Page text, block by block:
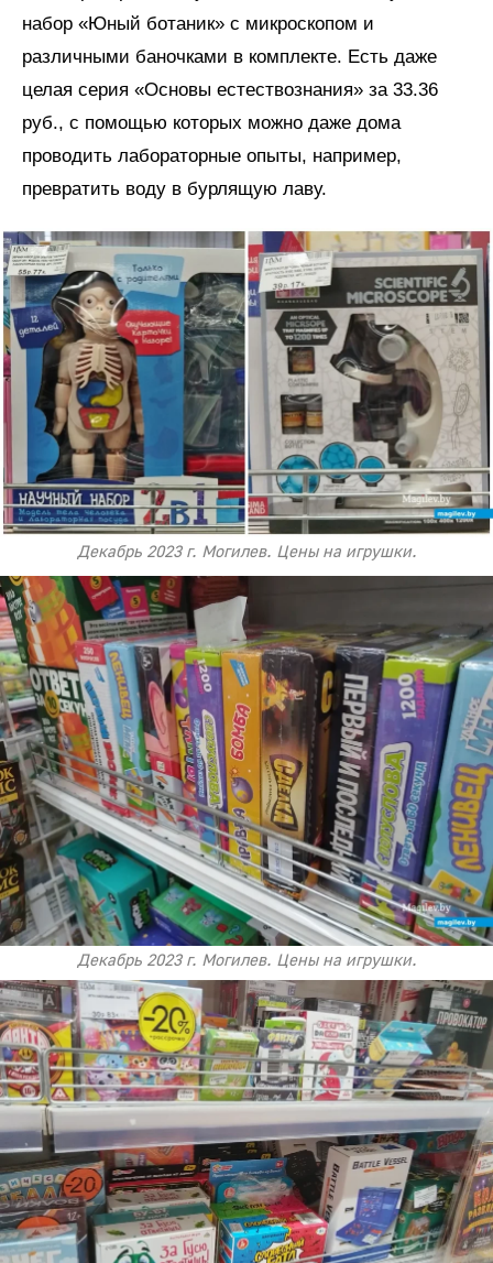
набор «Юный ботаник» с микроскопом и
различными баночками в комплекте. Есть даже
целая серия «Основы естествознания» за 33.36
руб., с помощью которых можно даже дома
проводить лабораторные опыты, например,
превратить воду в бурлящую лаву.
Декабрь 2023 г. Могилев. Цены на игрушки.
Декабрь 2023 г. Могилев. Цены на игрушки.